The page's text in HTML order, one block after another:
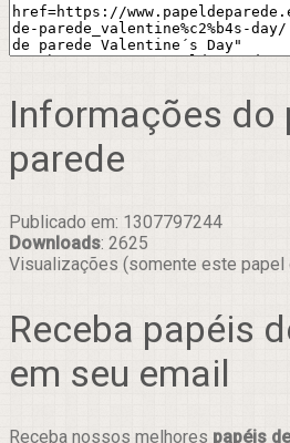
Informações do
parede
Publicado em: 1307797244
Downloads: 2625
Visualizações (somente este papel
Receba papéis
em seu email
Receba nossos melhores papéis